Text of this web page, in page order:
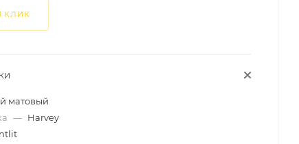
КЛИК
матовый
— Harvey